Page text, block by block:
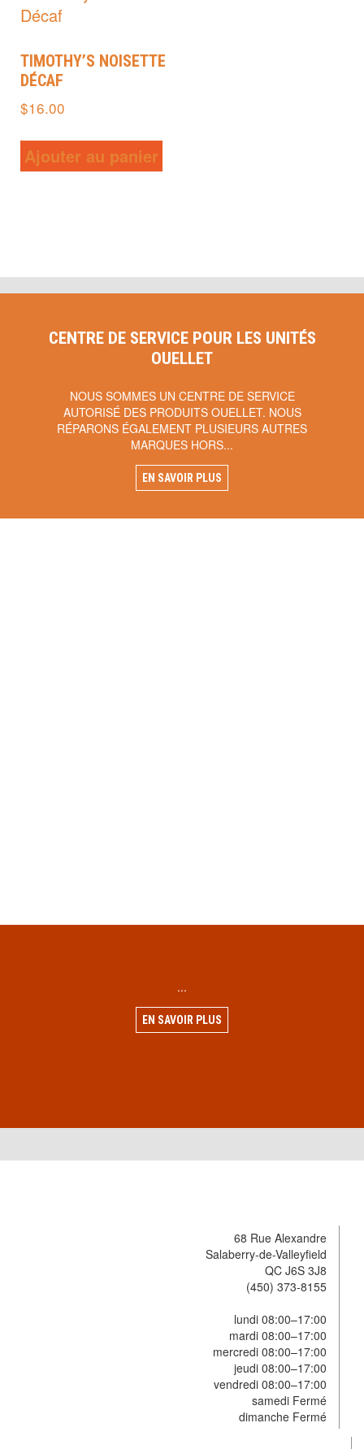
TIMOTHY’S NOISETTE
DÉCAF
$16.00
Ajouter au panier
CENTRE DE SERVICE POUR LES UNITÉS
OUELLET
NOUS SOMMES UN CENTRE DE SERVICE
AUTORISÉ DES PRODUITS OUELLET. NOUS
RÉPARONS ÉGALEMENT PLUSIEURS AUTRES
MARQUES HORS...
EN SAVOIR PLUS
...
EN SAVOIR PLUS
68 Rue Alexandre
Salaberry-de-Valleyfield
QC J6S 3J8
(450) 373-8155
lundi 08:00–17:00
mardi 08:00–17:00
mercredi 08:00–17:00
jeudi 08:00–17:00
vendredi 08:00–17:00
samedi Fermé
dimanche Fermé